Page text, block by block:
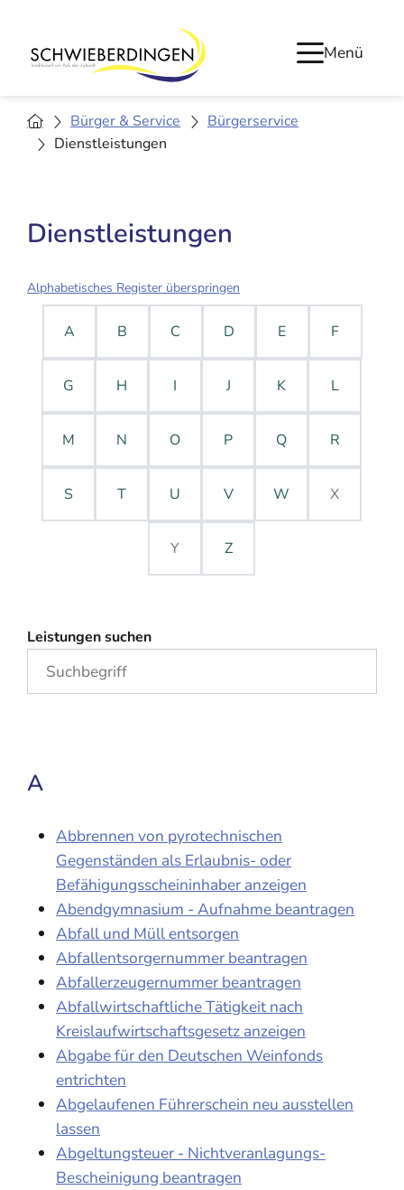
Menü
Bürger & Service
Bürgerservice
Dienstleistungen
Dienstleistungen
Alphabetisches Register überspringen
A B C D E F
G H I J K L
M N O P Q R
S T U V W X
Y Z
Leistungen suchen
A
Abbrennen von pyrotechnischen
Gegenständen als Erlaubnis- oder
Befähigungsscheininhaber anzeigen
Abendgymnasium - Aufnahme beantragen
Abfall und Müll entsorgen
Abfallentsorgernummer beantragen
Abfallerzeugernummer beantragen
Abfallwirtschaftliche Tätigkeit nach
Kreislaufwirtschaftsgesetz anzeigen
Abgabe für den Deutschen Weinfonds
entrichten
Abgelaufenen Führerschein neu ausstellen
lassen
Abgeltungsteuer - Nichtveranlagungs-
Bescheinigung beantragen